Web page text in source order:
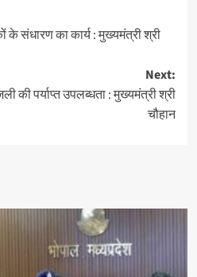
संधारण का कार्य : मुख्यमंत्री श्री
Next:
की पर्याप्त उपलब्धता : मुख्यमंत्री श्री
चौहान